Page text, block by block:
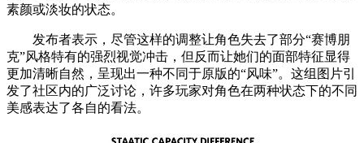
素颜或淡妆的状态。
发布者表示，尽管这样的调整让角色失去了部分“赛博朋
克”风格特有的强烈视觉冲击，但反而让她们的面部特征显得
更加清晰自然，呈现出一种不同于原版的“风味”。这组图片引
发了社区内的广泛讨论，许多玩家对角色在两种状态下的不同
美感表达了各自的看法。